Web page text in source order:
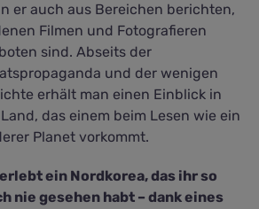
er auch aus Bereichen berichten,
Filmen und Fotografieren
sind. Abseits der
und der wenigen
erhält man einen Einblick in
das einem beim Lesen wie ein
Planet vorkommt.
ein Nordkorea, das ihr so
nie gesehen habt – dank eines